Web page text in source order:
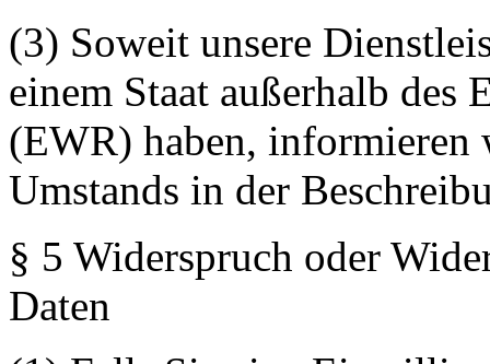
(3) Soweit unsere
einem Staat außerhalb des
(EWR) haben, informieren
Umstands in der
§ 5 Widerspruch oder
Daten